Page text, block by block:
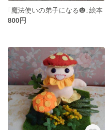
｢魔法使いの弟子になる🎃｣絵本
800円